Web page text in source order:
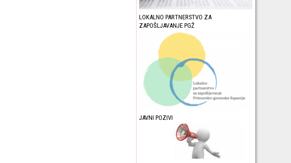
LOKALNO PARTNERSTVO ZA
ZAPOŠLJAVANJE PGŽ
JAVNI POZIVI